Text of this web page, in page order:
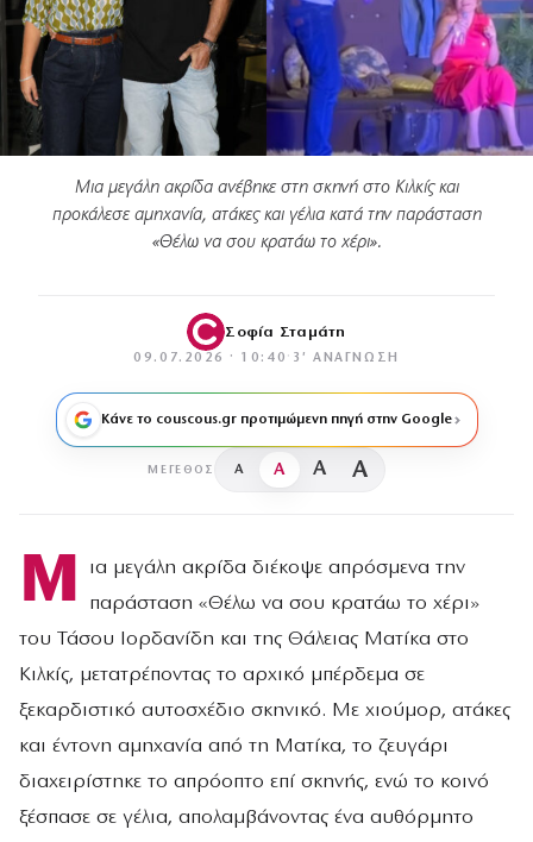
Μια μεγάλη ακρίδα ανέβηκε στη σκηνή στο Κιλκίς και
προκάλεσε αμηχανία, ατάκες και γέλια κατά την παράσταση
«Θέλω να σου κρατάω το χέρι».
Σοφία Σταμάτη
09.07.2026 · 10:40 · 3′ ΑΝΆΓΝΩΣΗ
Κάνε το couscous.gr προτιμώμενη πηγή στην Google
ΜΈΓΕΘΟΣ A A A A
Μ
ια μεγάλη ακρίδα διέκοψε απρόσμενα την
παράσταση «Θέλω να σου κρατάω το χέρι»
του Τάσου Ιορδανίδη και της Θάλειας Ματίκα στο
Κιλκίς, μετατρέποντας το αρχικό μπέρδεμα σε
ξεκαρδιστικό αυτοσχέδιο σκηνικό. Με χιούμορ, ατάκες
και έντονη αμηχανία από τη Ματίκα, το ζευγάρι
διαχειρίστηκε το απρόοπτο επί σκηνής, ενώ το κοινό
ξέσπασε σε γέλια, απολαμβάνοντας ένα αυθόρμητο